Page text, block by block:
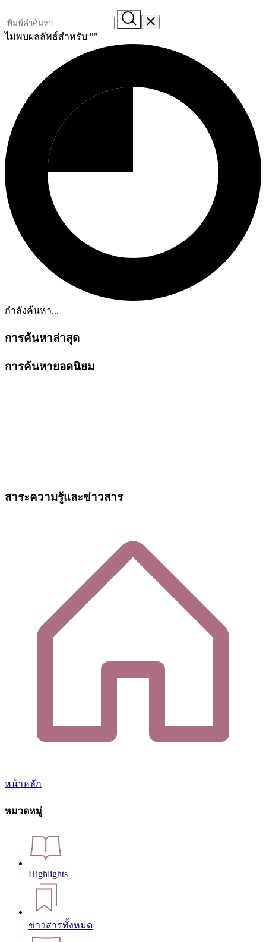
ไม่พบผลลัพธ์สำหรับ ""
กำลังค้นหา...
การค้นหาล่าสุด
การค้นหายอดนิยม
สาระความรู้และข่าวสาร
หน้าหลัก
หมวดหมู่
Highlights
ข่าวสารทั้งหมด